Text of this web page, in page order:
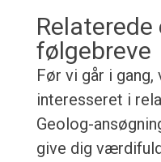
følgebreve
Før vi går i
interesseret i
Geolog-
give dig